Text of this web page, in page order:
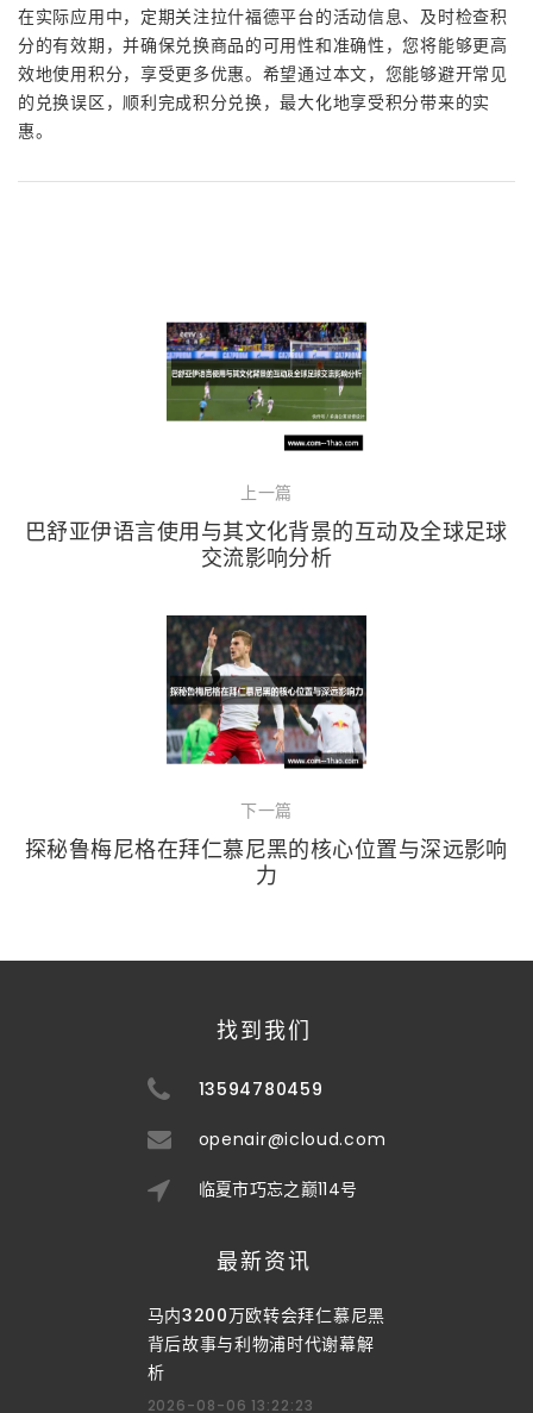
在实际应用中，定期关注拉什福德平台的活动信息、及时检查积
分的有效期，并确保兑换商品的可用性和准确性，您将能够更高
效地使用积分，享受更多优惠。希望通过本文，您能够避开常见
的兑换误区，顺利完成积分兑换，最大化地享受积分带来的实
惠。
上一篇
巴舒亚伊语言使用与其文化背景的互动及全球足球
交流影响分析
下一篇
探秘鲁梅尼格在拜仁慕尼黑的核心位置与深远影响
力
找到我们
13594780459
openair@icloud.com
临夏市巧忘之巅114号
最新资讯
马内3200万欧转会拜仁慕尼黑
背后故事与利物浦时代谢幕解
析
2026-08-06 13:22:23